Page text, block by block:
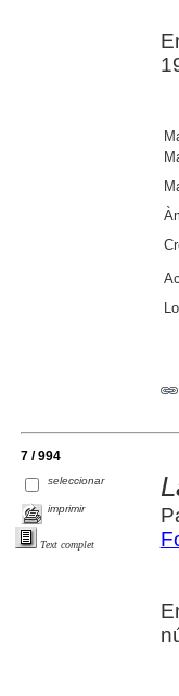
7 / 994
seleccionar
imprimir
Text complet